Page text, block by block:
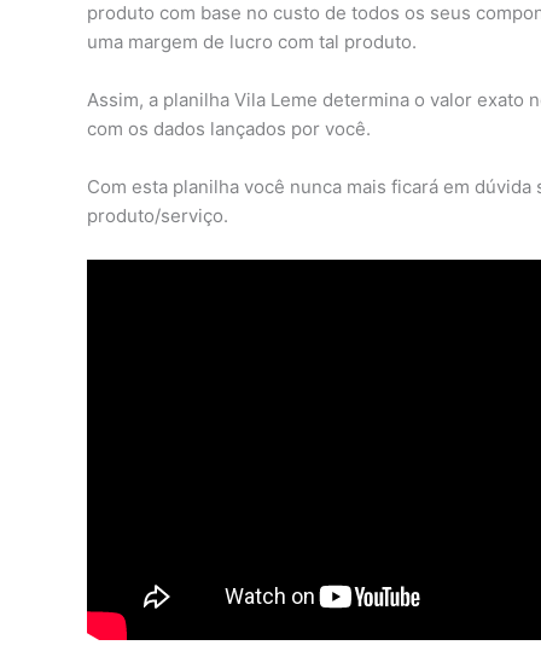
produto com base no custo de todos os seus
uma margem de lucro com tal produto.
Assim, a planilha Vila Leme determina o valor
com os dados lançados por você.
Com esta planilha você nunca mais ficará em
produto/serviço.